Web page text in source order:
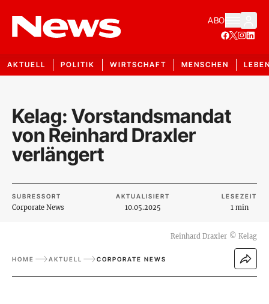
ABO
AKTUELL POLITIK WIRTSCHAFT MENSCHEN
Kelag: Vorstandsmandat
von Reinhard Draxler
verlängert
SUBRESSORT
Corporate News
AKTUALISIERT
10.05.2025
LESEZEIT
1 min
Reinhard Draxler © Kelag
HOME AKTUELL CORPORATE NEWS